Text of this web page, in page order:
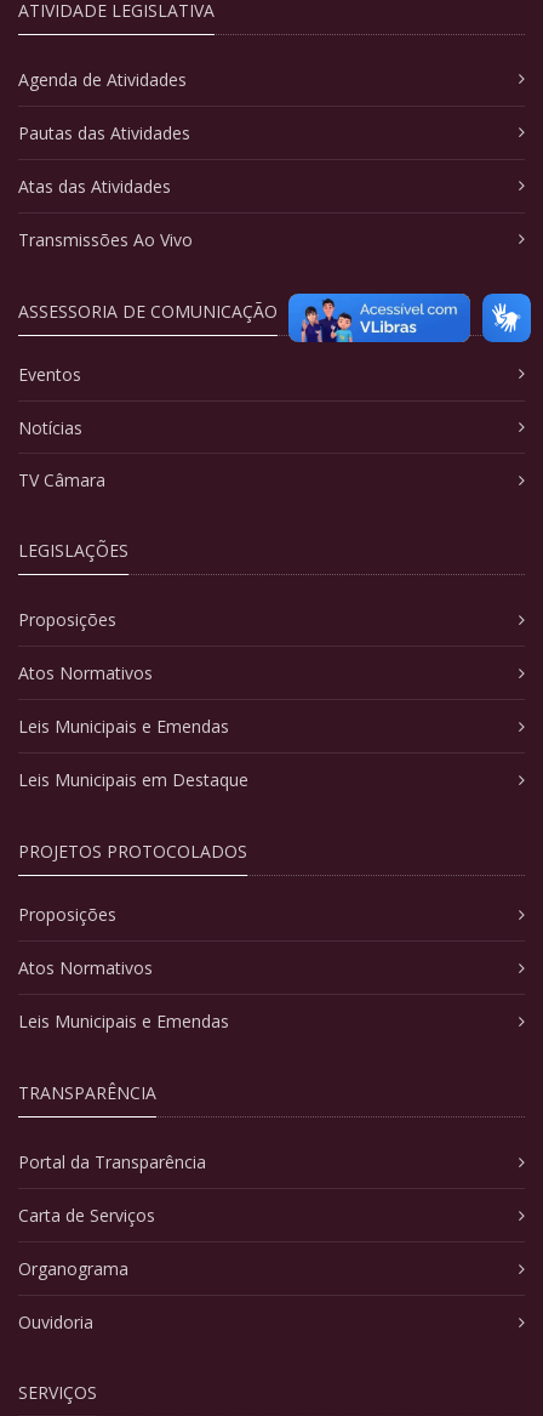
ATIVIDADE LEGISLATIVA
Agenda de Atividades
Pautas das Atividades
Atas das Atividades
Transmissões Ao Vivo
ASSESSORIA DE COMUNICAÇÃO
Eventos
Notícias
TV Câmara
LEGISLAÇÕES
Proposições
Atos Normativos
Leis Municipais e Emendas
Leis Municipais em Destaque
PROJETOS PROTOCOLADOS
Proposições
Atos Normativos
Leis Municipais e Emendas
TRANSPARÊNCIA
Portal da Transparência
Carta de Serviços
Organograma
Ouvidoria
SERVIÇOS